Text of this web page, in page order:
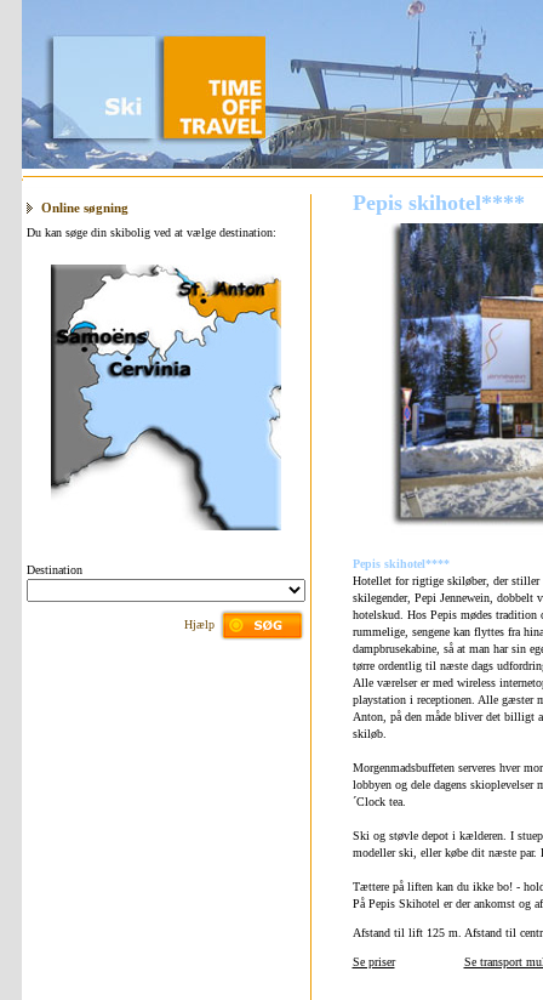
Online søgning
Du kan søge din skibolig ved at vælge destination:
Destination
Hjælp
Pepis skihotel****
Pepis skihotel****
Hotellet for rigtige skiløber, der stiller
skilegender, Pepi Jennewein, dobbelt
hotelskud. Hos Pepis mødes tradition
rummelige, sengene kan flyttes fra
dampbrusekabine, så at man har sin
tørre ordentlig til næste dags
Alle værelser er med wireless
playstation i receptionen. Alle gæster
Anton, på den måde bliver det billigt
skiløb.
Morgenmadsbuffeten serveres hver
lobbyen og dele dagens skioplevelser
´Clock tea.
Ski og støvle depot i kælderen. I
modeller ski, eller købe dit næste par.
Tættere på liften kan du ikke bo! -
På Pepis Skihotel er der ankomst og
Afstand til lift 125 m. Afstand til
Se priser Se transport